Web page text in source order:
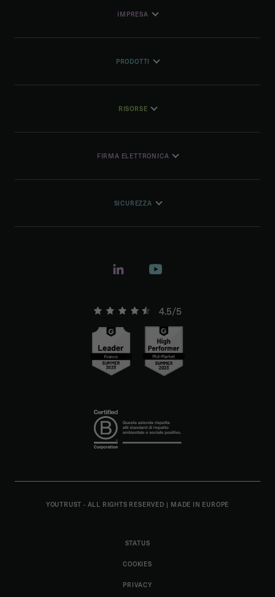
IMPRESA
PRODOTTI
RISORSE
FIRMA ELETTRONICA
SICUREZZA
4.5/5
YOUTRUST - ALL RIGHTS RESERVED | MADE IN EUROPE
STATUS
COOKIES
PRIVACY